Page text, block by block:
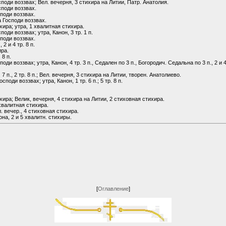
воззвах; Вел. вечерня, 3 стихира на Литии, Патр. Анатолия.
воззвах.
воззвах.
воззвах.
утра, 1 хвалитная стихира.
воззвах; утра, Канон, 3 тр. 1 п.
воззвах.
2 и 4 тр. 8 п.
п.
воззвах; утра, Канон, 4 тр. 3 п., Седален по 3 п., Богородич. Седальна по 3 п., 2 и 4
п., 2 тр. 8 п.; Вел. вечерня, 3 стихира на Литии, творен. Анатолиево.
воззвах; утра, Канон, 1 тр. 6 п.; 5 тр. 8 п.
Велик, вечерня, 4 стихира на Литии, 2 стиховная стихира.
стихира.
4 стиховная стихира.
2 и 5 хвалитн. стихиры.
[Оглавление]